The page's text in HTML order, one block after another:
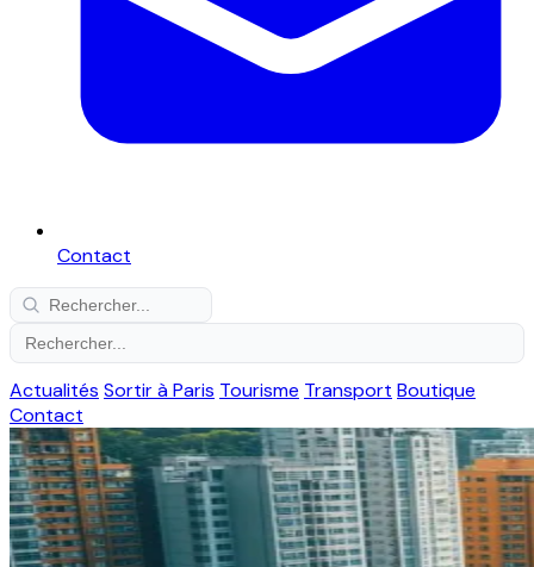
Contact
Actualités Sortir à Paris Tourisme Transport Boutique
Contact